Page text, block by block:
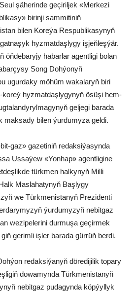
şäherinde geçiriljek «Merkezi
birinji sammitiniň
bilen Koreýa Respublikasynyň
hyzmatdaşlygy işjeňleşýär.
öňdebaryjy habarlar agentligi bolan
Song Dohýonyň
ugurdaky möhüm wakalaryň biri
koreý hyzmatdaşlygynyň ösüşi hem-
geljegi barada
maksady bilen ýurdumyza geldi.
gaz» gazetiniň redaksiýasynda
Ussaýew «Yonhap» agentligine
türkmen halkynyň Milli
Maslahatynyň Başlygy
we Türkmenistanyň Prezidenti
ýurdumyzyň nebitgaz
wezipelerini durmuşa geçirmek
gerimli işler barada gürrüň berdi.
redaksiýanyň döredijilik topary
dowamynda Türkmenistanyň
nebitgaz pudagynda köpýyllyk